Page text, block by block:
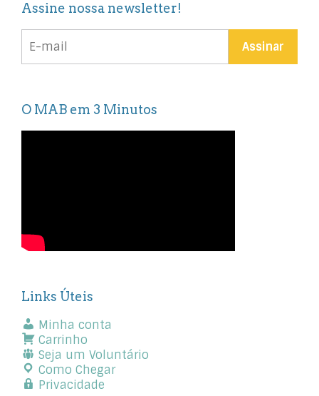
Assine nossa newsletter!
O MAB em 3 Minutos
Links Úteis
Minha conta
Carrinho
Seja um Voluntário
Como Chegar
Privacidade